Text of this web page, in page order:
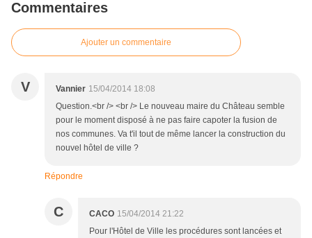
Commentaires
Ajouter un commentaire
V Vannier 15/04/2014 18:08
Question.<br /> <br /> Le nouveau maire du Château semble
pour le moment disposé à ne pas faire capoter la fusion de
nos communes. Va t'il tout de même lancer la construction du
nouvel hôtel de ville ?
Répondre
C CACO 15/04/2014 21:22
Pour l'Hôtel de Ville les procédures sont lancées et